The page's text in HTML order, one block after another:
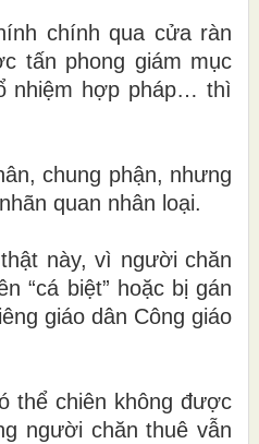
chính qua cửa ràn
tấn phong giám mục
nhiệm hợp pháp… thì
chung phận, nhưng
quan nhân loại.
này, vì người chăn
“cá biệt” hoặc bị gán
giáo dân Công giáo
thể chiên không được
người chăn thuê vẫn